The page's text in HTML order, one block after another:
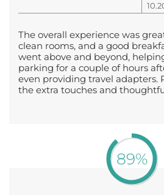
The overall experience was
clean rooms, and a good
went above and beyond,
parking for a couple of hours
even providing travel adapters.
the extra touches and
89%